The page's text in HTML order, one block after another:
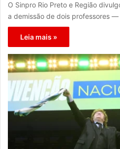
O Sinpro Rio Preto e Região
a demissão de dois professores
Leia mais »